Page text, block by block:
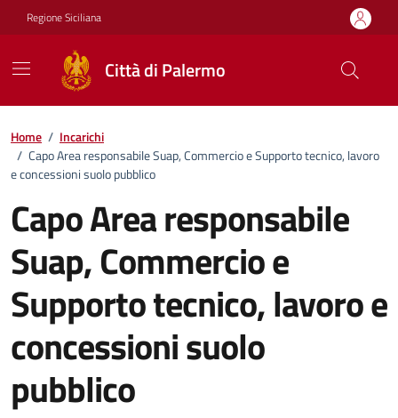
Vai ai contenuti
Vai al footer
Regione Siciliana
Città di Palermo
Home / Incarichi
/ Capo Area responsabile Suap, Commercio e Supporto tecnico, lavoro
e concessioni suolo pubblico
Capo Area responsabile
Suap, Commercio e
Supporto tecnico, lavoro e
concessioni suolo
pubblico